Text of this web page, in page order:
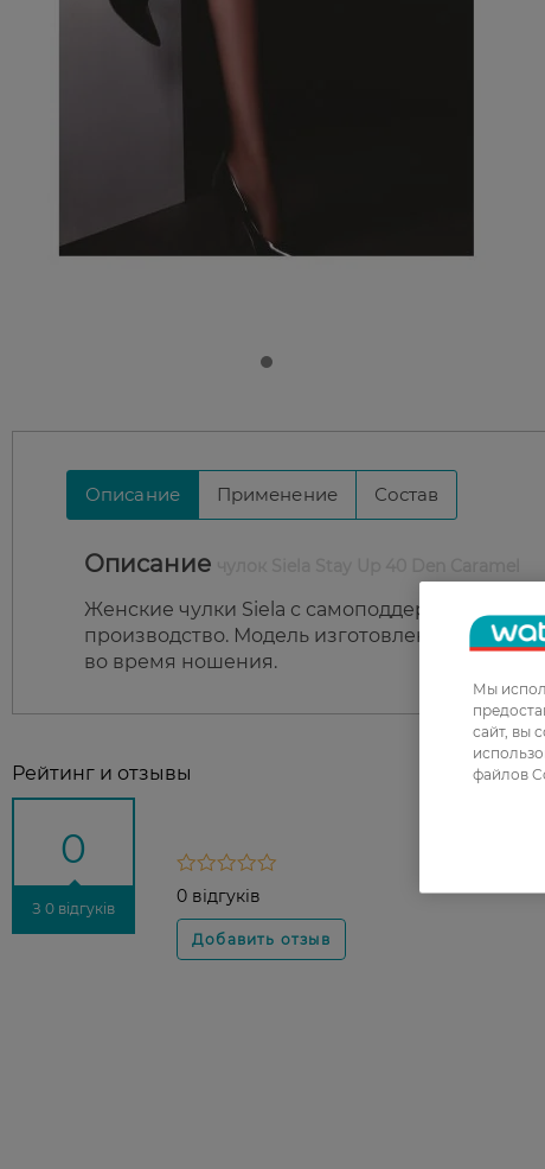
Описание Применение Состав
Описание
Женские чулки Siela с
производство. Модель изготовлена из
во время ношения.
Рейтинг и отзывы
0
З 0 відгуків
0 відгуків
Мы
сайт, вы
файлов